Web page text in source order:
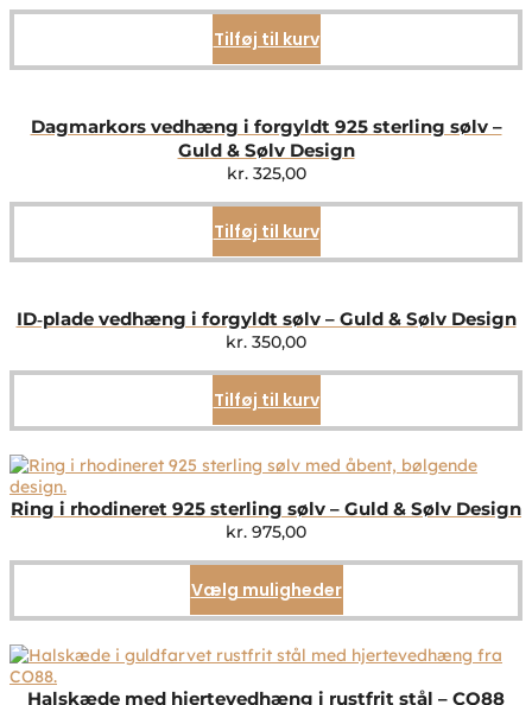
Tilføj til kurv
Dagmarkors vedhæng i forgyldt 925 sterling sølv –
Guld & Sølv Design
kr.325,00
Tilføj til kurv
ID‑plade vedhæng i forgyldt sølv – Guld & Sølv Design
kr. 350,00
Tilføj til kurv
Ring i rhodineret 925 sterling sølv – Guld & Sølv Design
kr. 975,00
Vælg mulighederDette
vare
flere
Mulighederne
Halskæde med hjertevedhæng i rustfrit stål – CO88